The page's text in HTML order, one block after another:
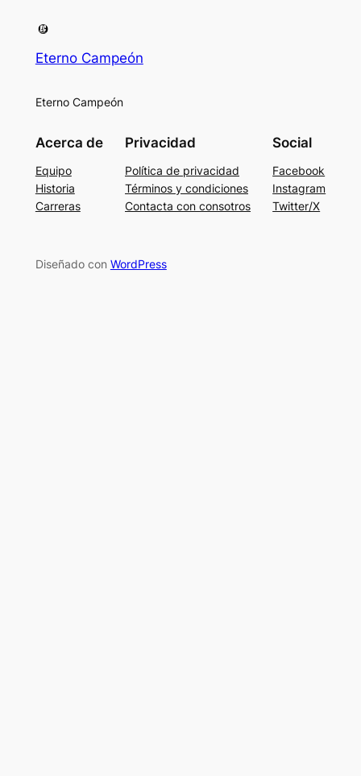
Eterno Campeón
Eterno Campeón
Acerca de
Equipo
Historia
Carreras
Privacidad
Política de privacidad
Términos y condiciones
Contacta con consotros
Social
Facebook
Instagram
Twitter/X
Diseñado con WordPress